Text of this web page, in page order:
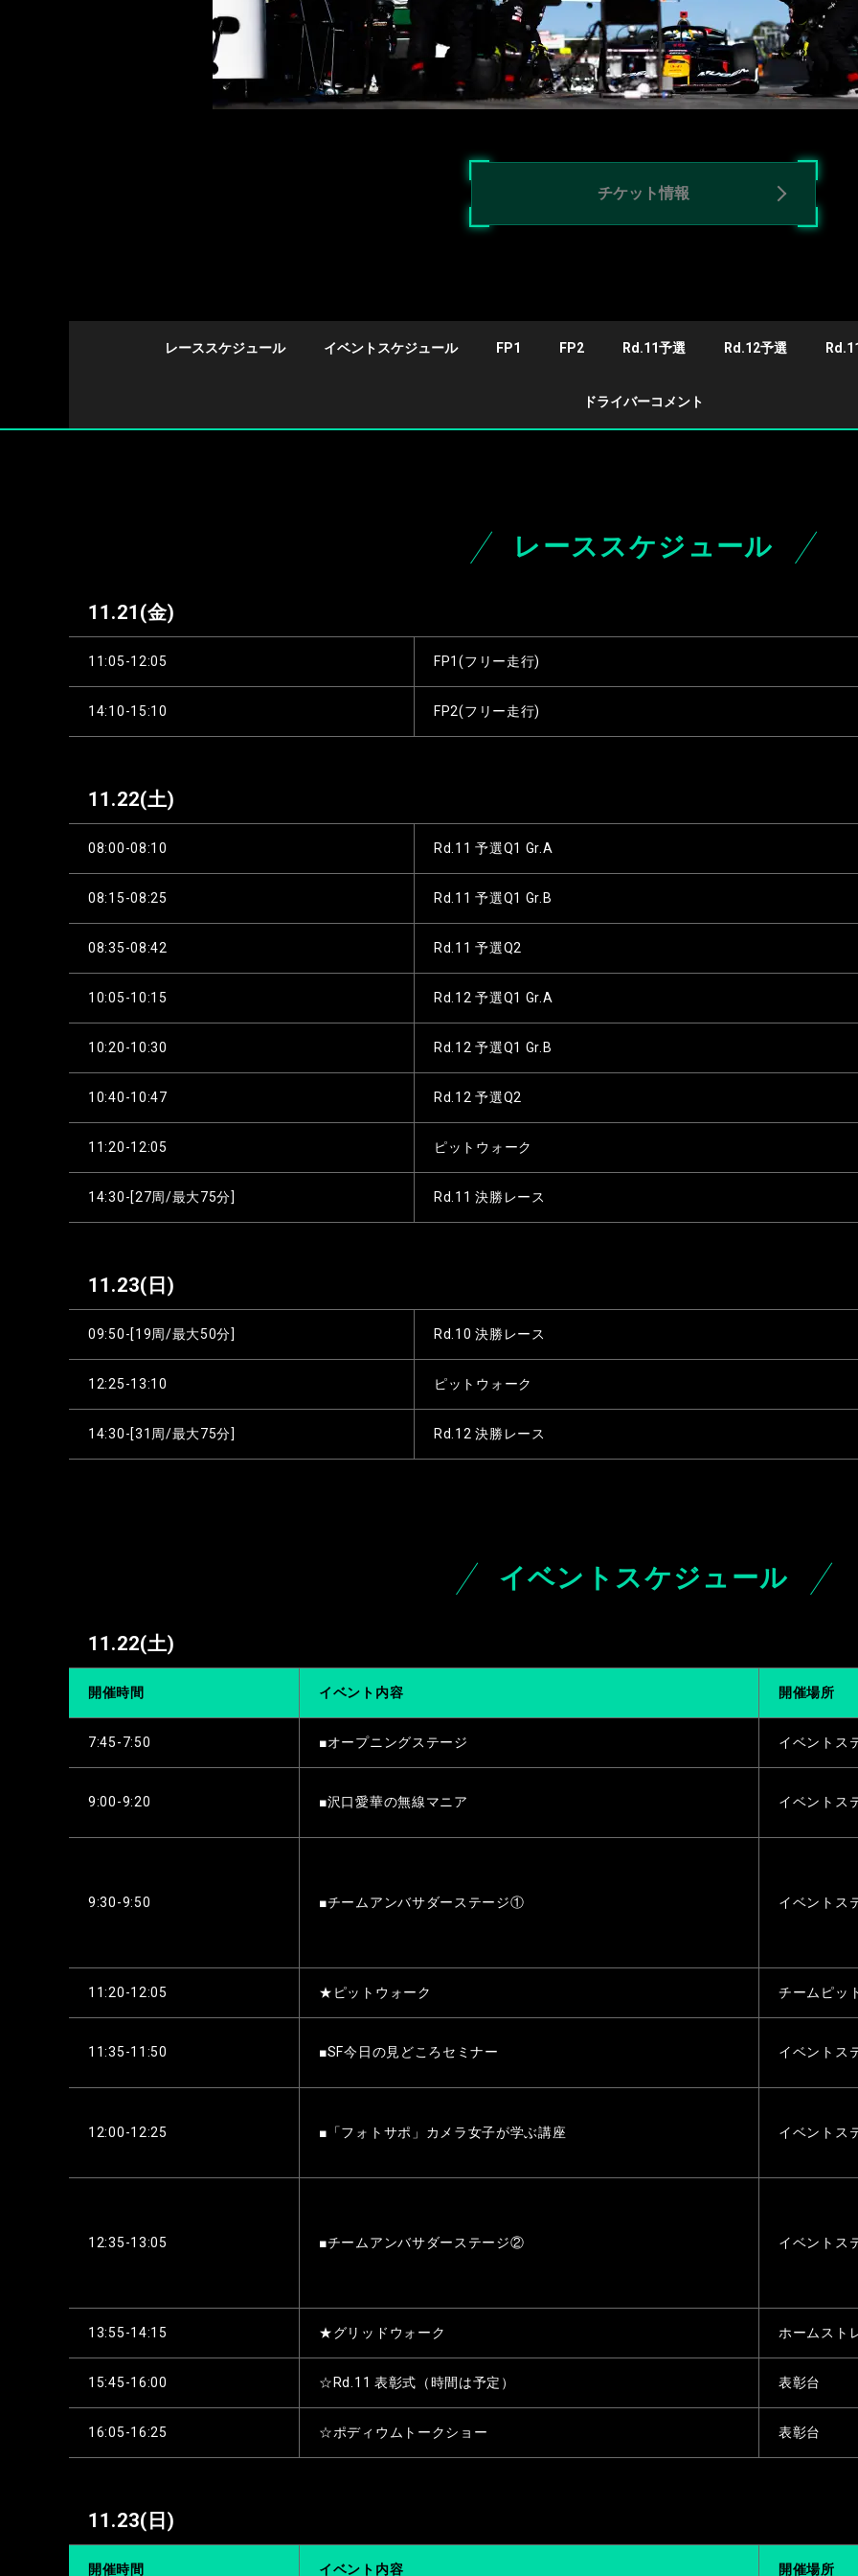
チケット情報
レーススケジュール イベントスケジュール FP1 FP2 Rd.11予選 Rd.12予選
ドライバーコメント
レーススケジュール
11.21 (金)
11:05-12:05 FP1(フリー走行)
14:10-15:10 FP2(フリー走行)
11.22(土)
08:00-08:10 Rd.11 予選Q1 Gr.A
08:15-08:25 Rd.11 予選Q1 Gr.B
08:35-08:42 Rd.11 予選Q2
10:05-10:15 Rd.12 予選Q1 Gr.A
10:20-10:30 Rd.12 予選Q1 Gr.B
10:40-10:47 Rd.12 予選Q2
11:20-12:05 ピットウォーク
14:30-[27周/最大75分] Rd.11 決勝レース
11.23(日)
09:50-[19周/最大50分] Rd.10 決勝レース
12:25-13:10 ピットウォーク
14:30-[31周/最大75分] Rd.12 決勝レース
イベントスケジュール
11.22(土)
開催時間 イベント内容 開催場所
7:45-7:50 ■オープニングステージ イベントス
9:00-9:20 ■沢口愛華の無線マニア イベントス
9:30-9:50 ■チームアンバサダーステージ① イベントス
11:20-12:05 ★ピットウォーク チームピッ
11:35-11:50 ■SF今日の見どころセミナー イベントス
12:00-12:25 ■「フォトサポ」カメラ女子が学ぶ講座 イベントス
12:35-13:05 ■チームアンバサダーステージ② イベントス
13:55-14:15 ★グリッドウォーク ホームスト
15:45-16:00 ☆Rd.11 表彰式（時間は予定） 表彰台
16:05-16:25 ☆ポディウムトークショー 表彰台
11.23(日)
開催時間 イベント内容 開催場所